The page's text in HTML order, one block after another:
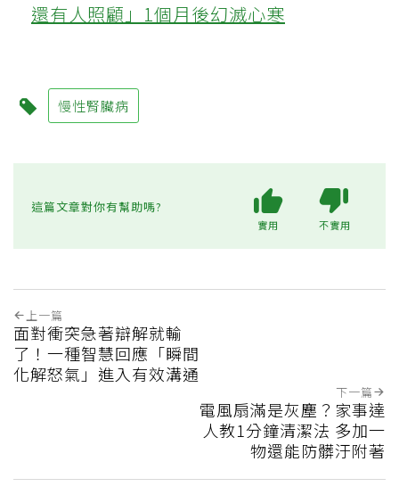
還有人照顧」1個月後幻滅心寒
慢性腎臟病
這篇文章對你有幫助嗎?
實用 不實用
上一篇
面對衝突急著辯解就輸
了！一種智慧回應「瞬間
化解怒氣」進入有效溝通
下一篇
電風扇滿是灰塵？家事達
人教1分鐘清潔法 多加一
物還能防髒汙附著